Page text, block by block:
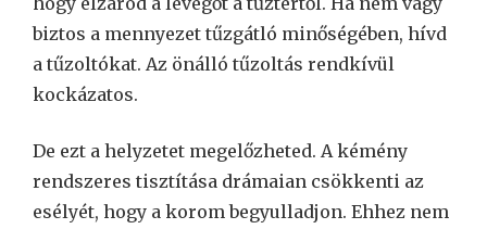
biztos a mennyezet tűzgátló minőségében, hívd
a tűzoltókat. Az önálló tűzoltás rendkívül
kockázatos.
De ezt a helyzetet megelőzheted. A kémény
rendszeres tisztítása drámaian csökkenti az
esélyét, hogy a korom begyulladjon. Ehhez nem